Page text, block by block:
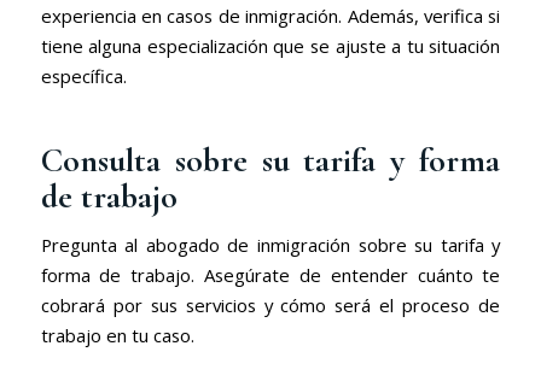
experiencia en casos de inmigración. Además, verifica si
tiene alguna especialización que se ajuste a tu situación
específica.
Consulta sobre su tarifa y forma
de trabajo
Pregunta al abogado de inmigración sobre su tarifa y
forma de trabajo. Asegúrate de entender cuánto te
cobrará por sus servicios y cómo será el proceso de
trabajo en tu caso.